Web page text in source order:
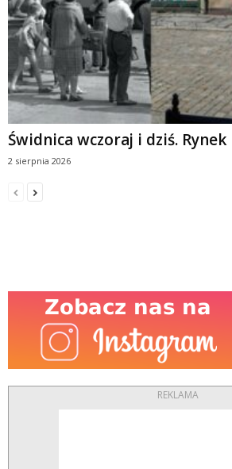
Świdnica wczoraj i dziś. Rynek
2 sierpnia 2026
REKLAMA